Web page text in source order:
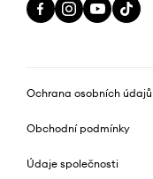
Ochrana osobních údajů
Obchodní podmínky
Údaje společnosti